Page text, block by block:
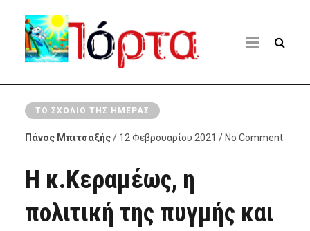
ΤΟ ΣΧΌΛΙΟ ΤΗΣ ΗΜΈΡΑΣ
Πάνος Μπιτσαξής/ 12 Φεβρουαρίου 2021 / No Comment
Η κ.Κεραμέως, η
πολιτική της πυγμής και